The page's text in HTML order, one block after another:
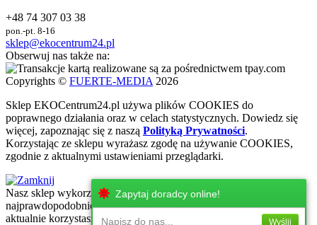
+48 74 307 03 38
pon.-pt. 8-16
sklep@ekocentrum24.pl
Obserwuj nas także na:
Copyrights © FUERTE-MEDIA 2026
Sklep EKOCentrum24.pl używa plików COOKIES do
poprawnego działania oraz w celach statystycznych. Dowiedz się
więcej, zapoznając się z naszą Polityką Prywatności.
Korzystając ze sklepu wyrażasz zgodę na używanie COOKIES,
zgodnie z aktualnymi ustawieniami przeglądarki.
Nasz sklep wykorzystuje najnowsze technologie internetowe, które
najprawdopodobniej nie są wspierane przez urżadzenie, z którego
aktualnie korzystasz. Zachęcamy do korzystania z urzadzeń z
Zapytaj doradcy online!
Napisz do nas... Wyślij